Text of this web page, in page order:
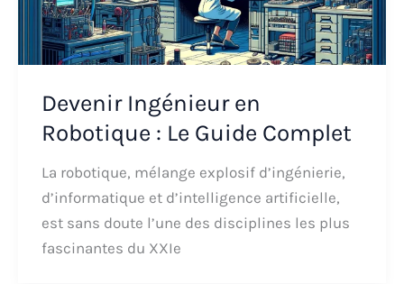
Devenir Ingénieur en
Robotique : Le Guide Complet
La robotique, mélange explosif d’ingénierie,
d’informatique et d’intelligence artificielle,
est sans doute l’une des disciplines les plus
fascinantes du XXIe